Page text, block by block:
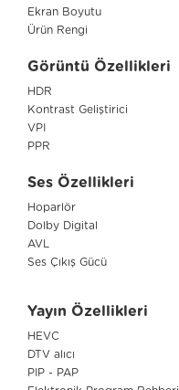
Ekran Boyutu
Ürün Rengi
Görüntü Özellikleri
HDR
Kontrast Geliştirici
VPI
PPR
Ses Özellikleri
Hoparlör
Dolby Digital
AVL
Ses Çıkış Gücü
Yayın Özellikleri
HEVC
DTV alıcı
PIP - PAP